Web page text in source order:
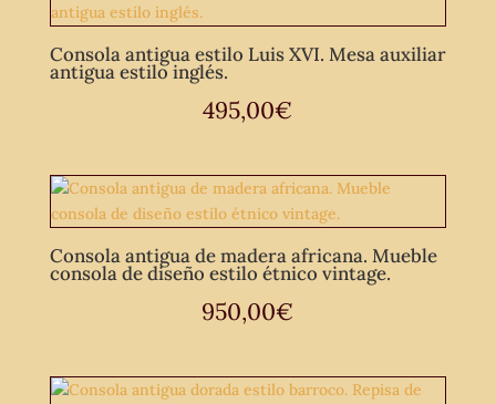
Consola antigua estilo Luis XVI. Mesa auxiliar
antigua estilo inglés.
495,00€
Consola antigua de madera africana. Mueble
consola de diseño estilo étnico vintage.
950,00€